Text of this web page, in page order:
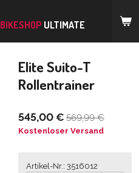
BIKESHOP ULTIMATE
Elite Suito-T
Rollentrainer
545,00 € 569,99 €
Kostenloser Versand
Artikel-Nr.: 3516012